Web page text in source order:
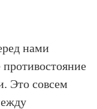
нами
противостояние
Это совсем